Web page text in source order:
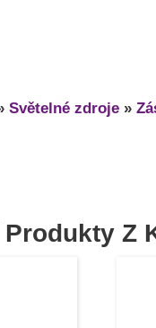
Světelné zdroje »
Z